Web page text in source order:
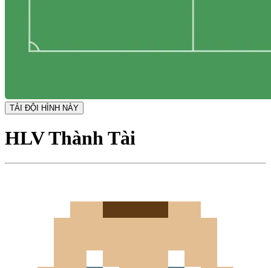
TẢI ĐỘI HÌNH NÀY
HLV Thành Tài